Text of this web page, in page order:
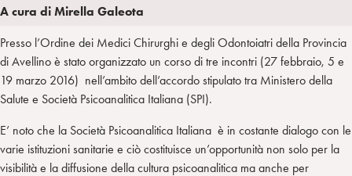
a d
n
t
e
r
m
A cura di Mirella Galeota
Presso l’Ordine dei Medici Chirurghi e degli Odontoiatri della Provincia
di Avellino è stato organizzato un corso di tre incontri (27 febbraio, 5 e
19 marzo 2016) nell’ambito dell’accordo stipulato tra Ministero della
Salute e Società Psicoanalitica Italiana (SPI).
E’ noto che la Società Psicoanalitica Italiana è in costante dialogo con le
varie istituzioni sanitarie e ciò costituisce un’opportunità non solo per la
visibilità e la diffusione della cultura psicoanalitica ma anche per